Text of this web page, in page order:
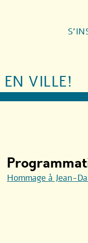
VILLE!
Hommage à Jean-